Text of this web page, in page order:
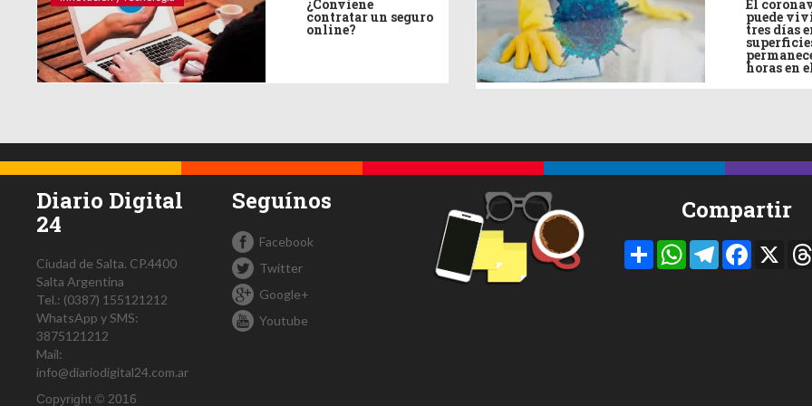
¿Conviene
contratar un seguro
online?
El
puede
tres días
horas en
Diario Digital
24
Ciudad de Salta. CP.4400
Salta Argentina
Tel.: (0387) 155121212
WhatsApp y SMS:
3875121212
Mail:
info@diariodigital24.com.ar
Copyright © 2016
Seguínos
Facebook
Twitter
Google+
Youtube
Compartir
CompartirWhatsAppTelegramFacebook